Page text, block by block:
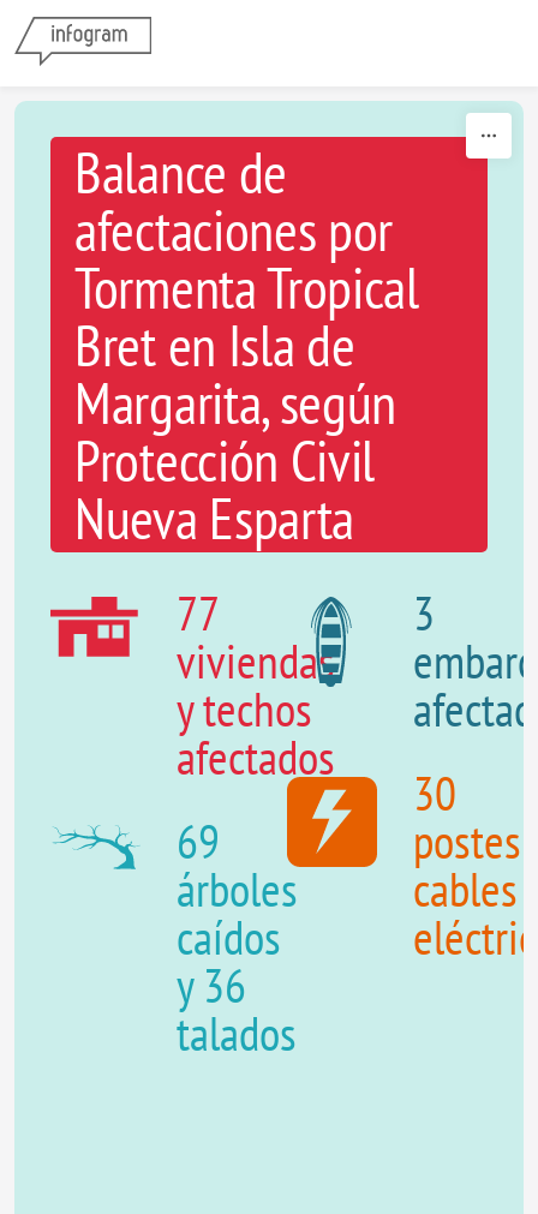
Balance de
afectaciones por
Tormenta Tropical
Bret en Isla de
Margarita, según
Protección Civil
Nueva Esparta
77
viviendas
y techos
afectados
69
árboles
caídos
y 36
talados
3
30
postes
cables